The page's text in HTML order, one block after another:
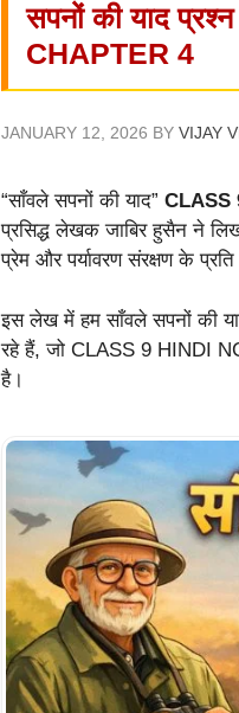
सपनों की याद
CHAPTER 4
JANUARY 12, 2026 BY VIJAY
“साँवले सपनों की याद” CLASS
प्रसिद्ध लेखक जाबिर हुसैन ने
प्रेम और पर्यावरण संरक्षण के प्रति
इस लेख में हम साँवले सपनों की
रहे हैं, जो CLASS 9 HINDI
है।